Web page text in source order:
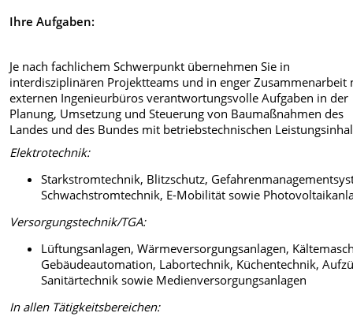
Ihre Aufgaben:
Je nach fachlichem Schwerpunkt übernehmen Sie in
interdisziplinären Projektteams und in enger Zusammenarbeit
externen Ingenieurbüros verantwortungsvolle Aufgaben in der
Planung, Umsetzung und Steuerung von Baumaßnahmen des
Landes und des Bundes mit betriebstechnischen
Elektrotechnik:
Starkstromtechnik, Blitzschutz,
Schwachstromtechnik, E-Mobilität sowie
Versorgungstechnik/TGA:
Lüftungsanlagen, Wärmeversorgungsanlagen,
Gebäudeautomation, Labortechnik, Küchentechnik,
Sanitärtechnik sowie Medienversorgungsanlagen
In allen Tätigkeitsbereichen: